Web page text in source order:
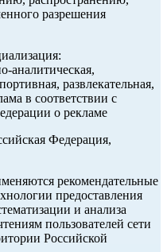
разрешения
аналитическая,
развлекательная,
в соответствии с
о рекламе
Федерация,
рекомендательные
предоставления
и анализа
пользователей сети
Российской